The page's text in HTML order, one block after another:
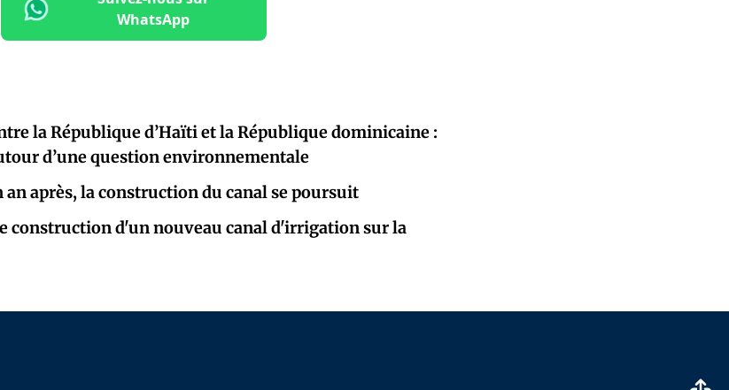
WhatsApp
la République d’Haïti et la République dominicaine :
d’une question environnementale
an après, la construction du canal se poursuit
construction d'un nouveau canal d'irrigation sur la